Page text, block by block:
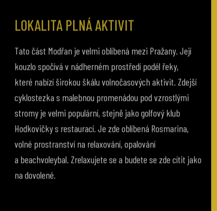
LOKALITA PLNÁ AKTIVIT
kouzlo spočívá v nádherném prostředí podél řeky,
které nabízí širokou škálu volnočasových aktivit. Zdejší
cyklostezka s malebnou promenádou pod vzrostlými
stromy je velmi populární, stejně jako golfový klub
Hodkovičky s restaurací. Je zde oblíbená Rosmarina,
volné prostranství na relaxování, opalování
a beachvoleybal. Zrelaxujete se a budete se zde cítit jako
na dovolené.